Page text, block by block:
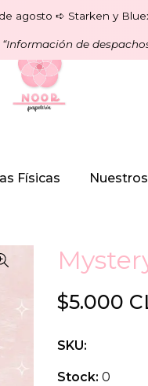
agosto ➪ Starken y
de
Físicas
$5.000
SKU:
Stock: 0